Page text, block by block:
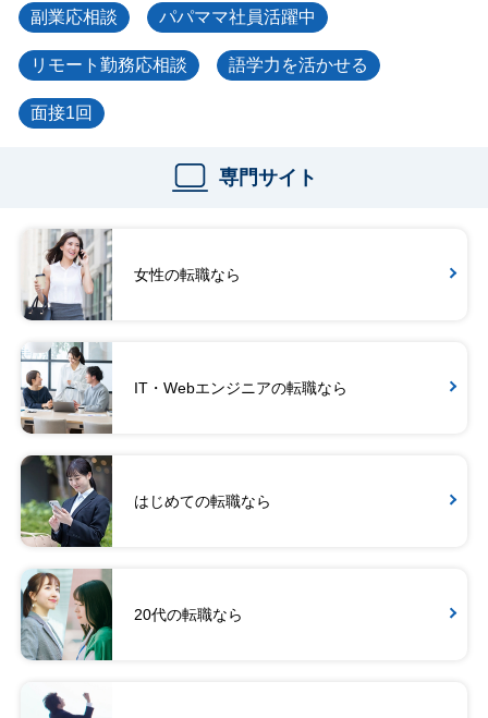
副業応相談 パパママ社員活躍中
リモート勤務応相談 語学力を活かせる
面接1回
専門サイト
女性の転職なら
IT・Webエンジニアの転職なら
はじめての転職なら
20代の転職なら